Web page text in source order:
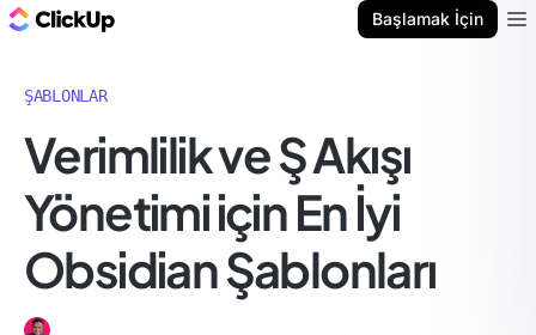
Başlamak İçin
ŞABLONLAR
Verimlilik ve Ş Akışı
Yönetimi için En İyi
Obsidian Şablonları